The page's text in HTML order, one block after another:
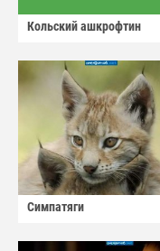
Кольский ашкрофтин
Симпатяги